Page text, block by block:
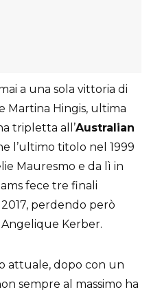
a una sola vittoria di
Martina Hingis, ultima
tripletta all’Australian
l’ultimo titolo nel 1999
Mauresmo e da lì in
fece tre finali
perdendo però
Kerber.
attuale, dopo con un
sempre al massimo ha